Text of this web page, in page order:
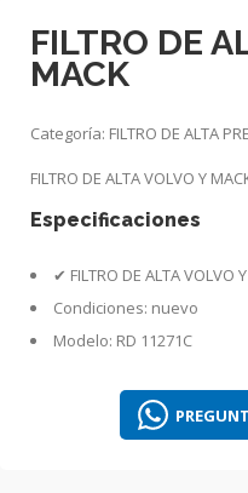
FILTRO DE
MACK
Categoría: FILTRO DE ALTA
FILTRO DE ALTA VOLVO Y
Especificaciones
✔ FILTRO DE ALTA VOLVO
Condiciones: nuevo
Modelo: RD 11271C